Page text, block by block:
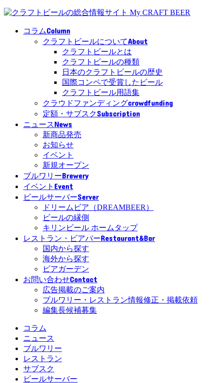
コラムColumn
クラフトビールについてAbout
クラフトビールとは
クラフトビールの種類
日本のクラフトビールの歴史
国際コンペで受賞したビール
クラフトビール用語集
クラウドファンディングcrowdfunding
定額・サブスクSubscription
ニュースNews
新商品発売
お知らせ
イベント
新規オープン
ブルワリーBrewery
イベント Event
ビールサーバーServer
ドリームビア（DREAMBEER）
ビールの縁側
キリンビール ホームタップ
レストラン・ビアバーRestaurant&Bar
国内から探す
海外から探す
ビアガーデン
お問い合わせContact
広告掲載のご案内
ブルワリー・レストラン情報修正・掲載依頼
編集長候補募集
コラム
ニュース
ブルワリー
レストラン
サブスク
ビールサーバー